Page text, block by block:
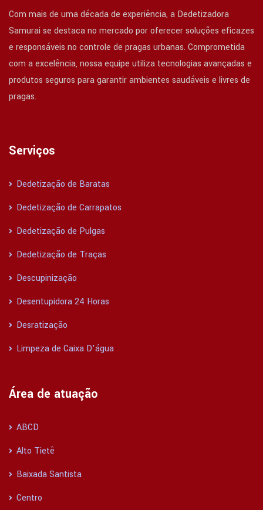
Com mais de uma década de experiência, a Dedetizadora
Samurai se destaca no mercado por oferecer soluções eficazes
e responsáveis no controle de pragas urbanas. Comprometida
com a excelência, nossa equipe utiliza tecnologias avançadas e
produtos seguros para garantir ambientes saudáveis e livres de
pragas.
Serviços
Dedetização de Baratas
Dedetização de Carrapatos
Dedetização de Pulgas
Dedetização de Traças
Descupinização
Desentupidora 24 Horas
Desratização
Limpeza de Caixa D’água
Área de atuação
ABCD
Alto Tietê
Baixada Santista
Centro